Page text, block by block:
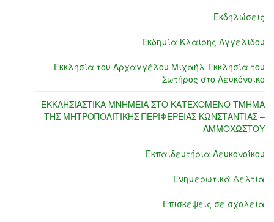
Εκδηλώσεις
Εκδημία Κλαίρης Αγγελίδου
Εκκλησία του Αρχαγγέλου Μιχαήλ-Εκκλησία του
Σωτήρος στο Λευκόνοικο
ΕΚΚΛΗΣΙΑΣΤΙΚΑ ΜΝΗΜΕΙΑ ΣΤΟ ΚΑΤΕΧΟΜΕΝΟ ΤΜΗΜΑ
ΤΗΣ ΜΗΤΡΟΠΟΛΙΤΙΚΗΣ ΠΕΡΙΦΕΡΕΙΑΣ ΚΩΝΣΤΑΝΤΙΑΣ –
ΑΜΜΟΧΩΣΤΟΥ
Εκπαιδευτήρια Λευκονοίκου
Ενημερωτικά Δελτία
Επισκέψεις σε σχολεία